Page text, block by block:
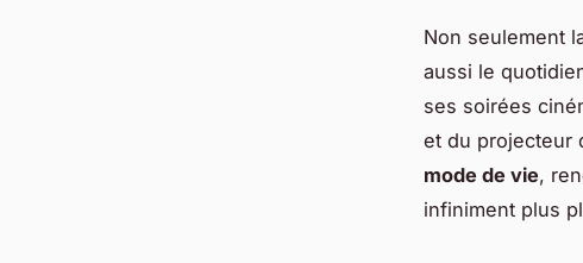
Non seulement
aussi le
ses soirées
et du projecteur
mode de vie,
infiniment plus